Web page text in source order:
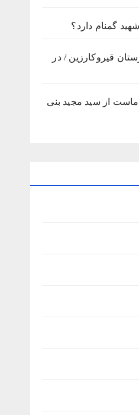
گمنام دارد؟
قیروکارزین / در
ماست از سید مجید بنی